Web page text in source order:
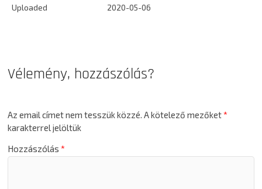
Uploaded
2020-05-06
Vélemény, hozzászólás?
Az email címet nem tesszük közzé. A kötelező mezőket*
karakterrel jelöltük
Hozzászólás*